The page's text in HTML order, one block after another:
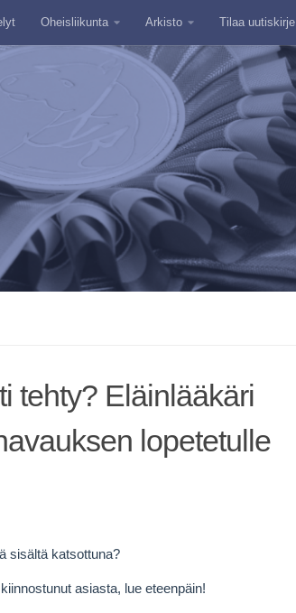
Oheisliikunta Arkisto Tilaa uutiskirje
tehty? Eläinlääkäri
lopetetulle
sisältä katsottuna?
asiasta, lue eteenpäin!